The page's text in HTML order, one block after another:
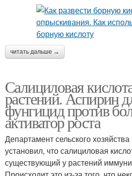
читать дальше →
Салициловая
растений. Аспирин
фунгицид против
активатор роста
Департамент сельского
установил, что салициловая
существующий у растений